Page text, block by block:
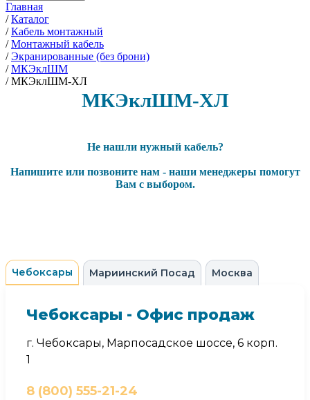
Главная
/Каталог
/Кабель монтажный
/Монтажный кабель
/Экранированные (без брони)
/МКЭклШМ
/МКЭклШМ-ХЛ
МКЭклШМ-ХЛ
Не нашли нужный кабель?
Напишите или позвоните нам - наши менеджеры помогут
Вам с выбором.
Чебоксары Мариинский Посад Москва
Чебоксары - Офис продаж
г. Чебоксары, Марпосадское шоссе, 6 корп.
1
8 (800) 555-21-24